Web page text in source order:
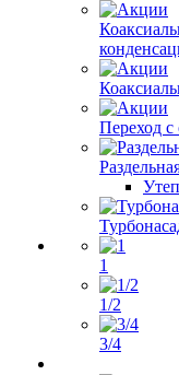
Переход
1
1/2
3/4